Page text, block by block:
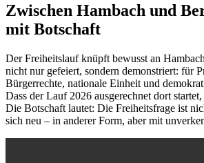
Zwischen Hambach und
mit Botschaft
Der Freiheitslauf knüpft bewusst an
nicht nur gefeiert, sondern demonstriert: für
Bürgerrechte, nationale Einheit und
Dass der Lauf 2026 ausgerechnet dort
Die Botschaft lautet: Die Freiheitsfrage ist
sich neu – in anderer Form, aber mit